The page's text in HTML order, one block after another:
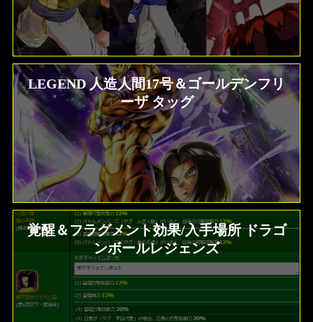
LEGEND 人造人間17号＆ゴールデンフリ
ーザ タッグ
覚醒＆フラグメント効果/入手場所 ドラゴ
ンボールレジェンズ